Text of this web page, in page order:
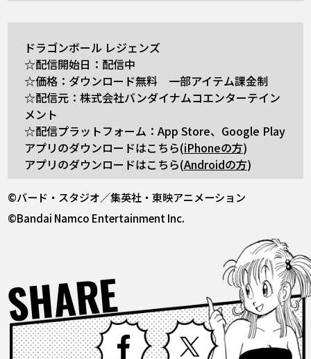
ドラゴンボール レジェンズ
☆配信開始日：配信中
☆価格：ダウンロード無料 一部アイテム課金制
☆配信元：株式会社バンダイナムコエンターテイン
メント
☆配信プラットフォーム：App Store、Google Play
アプリのダウンロードはこちら(iPhoneの方)
アプリのダウンロードはこちら(Androidの方)
©バード・スタジオ／集英社・東映アニメーション
©Bandai Namco Entertainment Inc.
SHARE Facebook X